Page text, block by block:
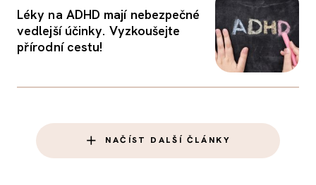
Léky na ADHD mají nebezpečné
vedlejší účinky. Vyzkoušejte
přírodní cestu!
NAČÍST DALŠÍ ČLÁNKY